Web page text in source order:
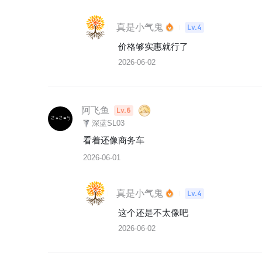
真是小气鬼
Lv.4
价格够实惠就行了
2026-06-02
阿飞鱼 Lv.6
深蓝SL03
看着还像商务车
2026-06-01
真是小气鬼
Lv.4
这个还是不太像吧
2026-06-02